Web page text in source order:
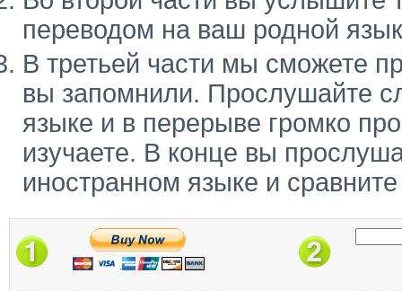
переводом на ваш родной
В третьей части мы сможете
вы запомнили. Прослушайте
языке и в перерыве громко
изучаете. В конце вы
иностранном языке и